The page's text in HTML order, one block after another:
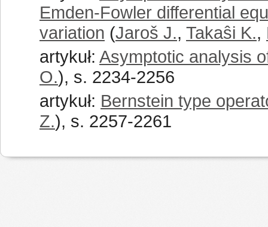
Emden-Fowler differential
variation (Jaroš J., Takaŝi K.,
artykuł: Asymptotic analysis
O.), s. 2234-2256
artykuł: Bernstein type
Z.), s. 2257-2261